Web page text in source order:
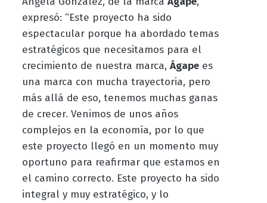
expresó: “Este proyecto ha sido
espectacular porque ha abordado temas
estratégicos que necesitamos para el
crecimiento de nuestra marca, Ágapees
una marca con mucha trayectoria, pero
más allá de eso, tenemos muchas ganas
de crecer. Venimos de unos años
complejos en la economía, por lo que
este proyecto llegó en un momento muy
oportuno para reafirmar que estamos en
el camino correcto. Este proyecto ha sido
integral y muy estratégico, y lo